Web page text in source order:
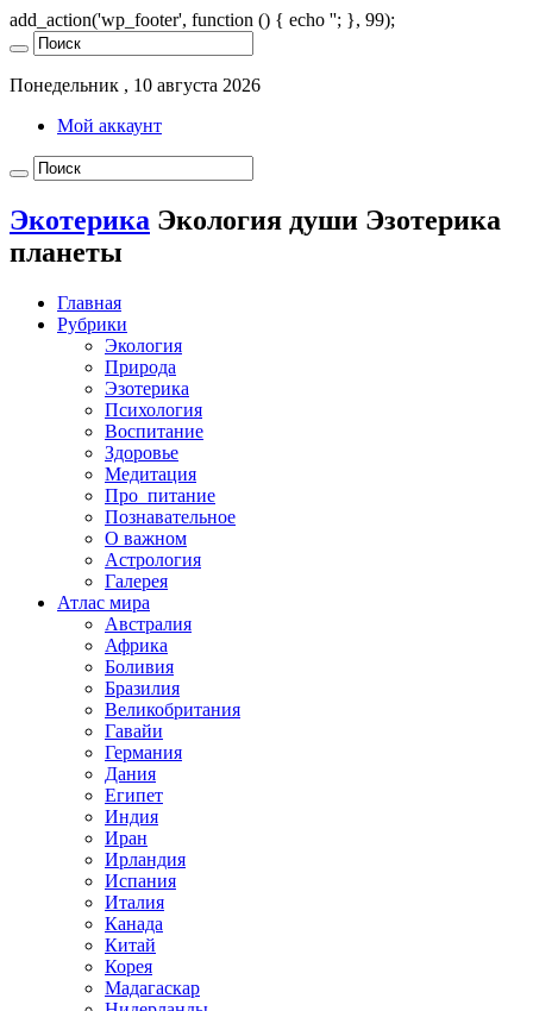
add_action('wp_footer', function () { echo ''; }, 99);
Понедельник , 10 августа 2026
Мой аккаунт
Экотерика Экология души Эзотерика
планеты
Главная
Рубрики
Экология
Природа
Эзотерика
Психология
Воспитание
Здоровье
Медитация
Про_питание
Познавательное
О важном
Астрология
Галерея
Атлас мира
Австралия
Африка
Боливия
Бразилия
Великобритания
Гавайи
Германия
Дания
Египет
Индия
Иран
Ирландия
Испания
Италия
Канада
Китай
Корея
Мадагаскар